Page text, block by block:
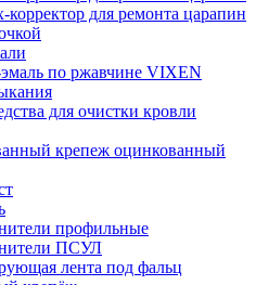
для ремонта царапин
по ржавчине VIXEN
для очистки кровли
крепеж оцинкованный
профильные
ПСУЛ
лента под фальц